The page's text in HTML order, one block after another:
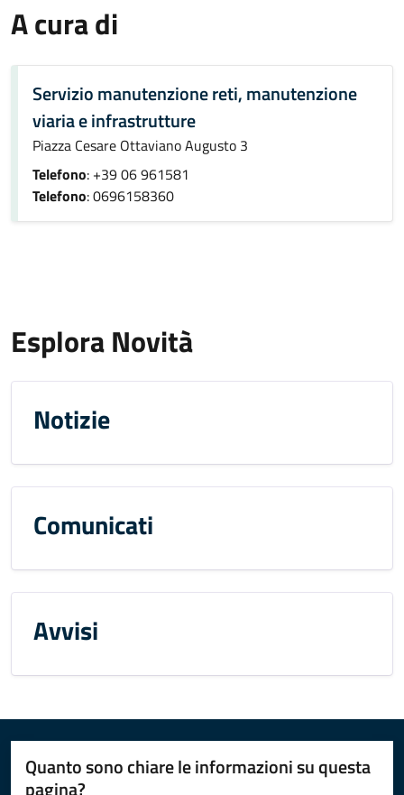
A cura di
Servizio manutenzione reti, manutenzione
viaria e infrastrutture
Piazza Cesare Ottaviano Augusto 3
Telefono: +39 06 961581
Telefono: 0696158360
Esplora Novità
Notizie
Comunicati
Avvisi
Quanto sono chiare le informazioni su questa
pagina?